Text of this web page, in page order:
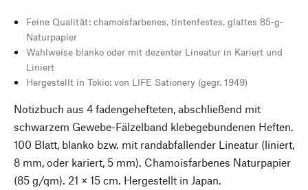
Feine Qualität: chamoisfarbenes, tintenfestes, glattes 85-g-
Naturpapier
Wahlweise blanko oder mit dezenter Lineatur in Kariert und
Liniert
Hergestellt in Tokio: von LIFE Sationery (gegr. 1949)
Notizbuch aus 4 fadengehefteten, abschließend mit
schwarzem Gewebe-Fälzelband klebegebundenen Heften.
100 Blatt, blanko bzw. mit randabfallender Lineatur (liniert,
8 mm, oder kariert, 5 mm). Chamoisfarbenes Naturpapier
(85 g/qm). 21 × 15 cm. Hergestellt in Japan.